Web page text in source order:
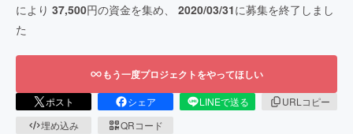
により 37,500円の資金を集め、 2020/03/31に募集を終了しまし
た
もう一度プロジェクトをやってほしい
ポスト シェア LINEで送る
URLコピー
埋め込み
QRコード